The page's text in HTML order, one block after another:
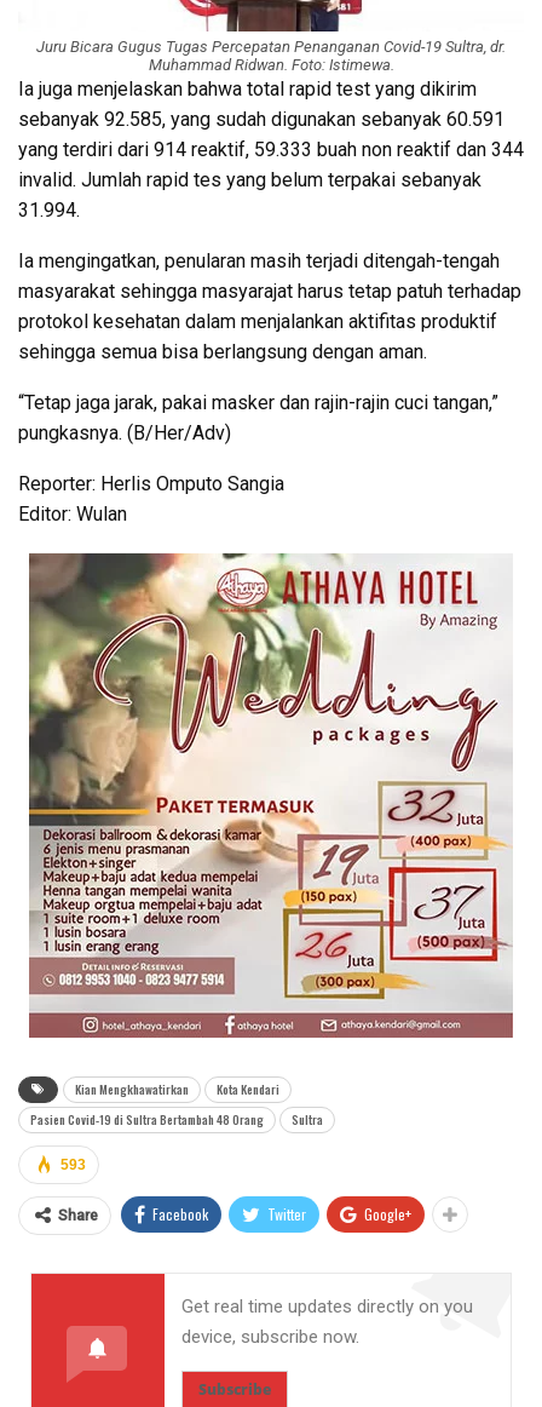
Juru Bicara Gugus Tugas Percepatan Penanganan Covid-19 Sultra, dr.
Muhammad Ridwan. Foto: Istimewa.
Ia juga menjelaskan bahwa total rapid test yang dikirim
sebanyak 92.585, yang sudah digunakan sebanyak 60.591
yang terdiri dari 914 reaktif, 59.333 buah non reaktif dan 344
invalid. Jumlah rapid tes yang belum terpakai sebanyak
31.994.
Ia mengingatkan, penularan masih terjadi ditengah-tengah
masyarakat sehingga masyarajat harus tetap patuh terhadap
protokol kesehatan dalam menjalankan aktifitas produktif
sehingga semua bisa berlangsung dengan aman.
“Tetap jaga jarak, pakai masker dan rajin-rajin cuci tangan,”
pungkasnya. (B/Her/Adv)
Reporter: Herlis Omputo Sangia
Editor: Wulan
Kian Mengkhawatirkan
Kota Kendari
Pasien Covid-19 di Sultra Bertambah 48 Orang
Sultra
593
Share Facebook Twitter Google+
Get real time updates directly on you
device, subscribe now.
Subscribe